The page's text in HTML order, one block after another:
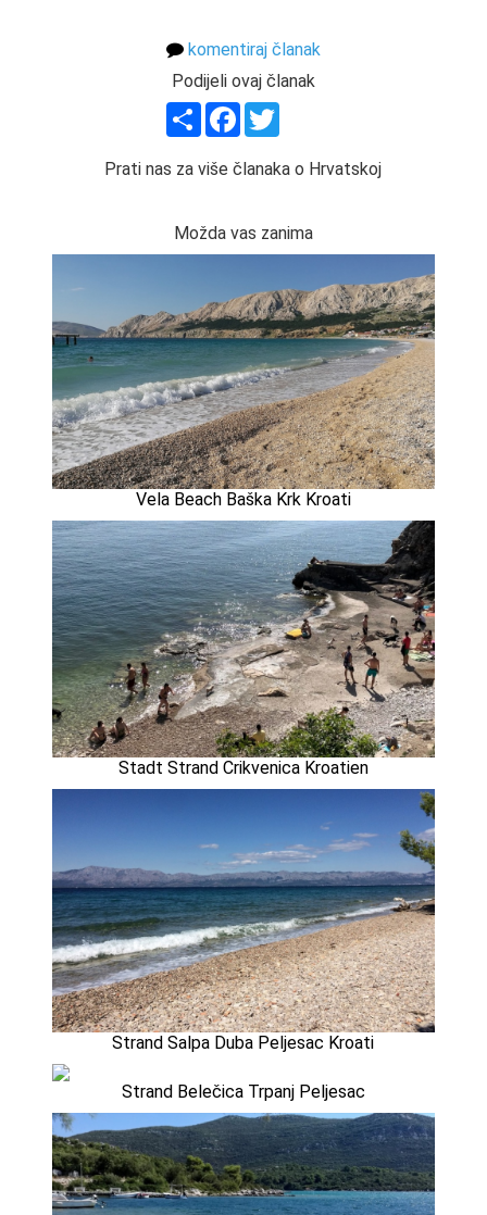
komentiraj članak
Podijeli ovaj članak
ShareFacebook
Prati nas za više članaka o Hrvatskoj
Možda vas zanima
Vela Beach Baška Krk Kroati
Stadt Strand Crikvenica Kroatien
Strand Salpa Duba Peljesac Kroati
Strand Belečica Trpanj Peljesac